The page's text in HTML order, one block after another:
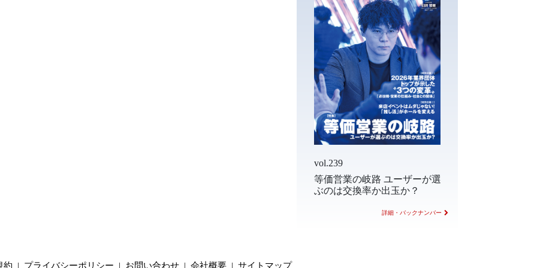
vol.239
等価営業の岐路 ユーザーが選
ぶのは交換率か出玉か？
詳細・バックナンバー
約 | プライバシーポリシー | お問い合わせ | 会社概要 | サイトマップ